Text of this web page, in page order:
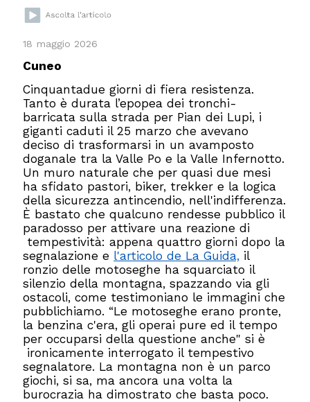
18 maggio 2026
Cuneo
Cinquantadue giorni di fiera resistenza.
Tanto è durata l’epopea dei tronchi-
barricata sulla strada per Pian dei Lupi, i
giganti caduti il 25 marzo che avevano
deciso di trasformarsi in un avamposto
doganale tra la Valle Po e la Valle Infernotto.
Un muro naturale che per quasi due mesi
ha sfidato pastori, biker, trekker e la logica
della sicurezza antincendio, nell'indifferenza.
È bastato che qualcuno rendesse pubblico il
paradosso per attivare una reazione di
tempestività: appena quattro giorni dopo la
segnalazione e l'articolo de La Guida, il
ronzio delle motoseghe ha squarciato il
silenzio della montagna, spazzando via gli
ostacoli, come testimoniano le immagini che
pubblichiamo. “Le motoseghe erano pronte,
la benzina c'era, gli operai pure ed il tempo
per occuparsi della questione anche" si è
ironicamente interrogato il tempestivo
segnalatore. La montagna non è un parco
giochi, si sa, ma ancora una volta la
burocrazia ha dimostrato che basta poco.